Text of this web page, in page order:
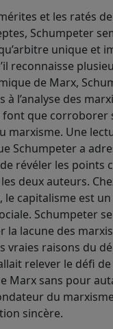
et les ratés
Schumpeter
unique et
reconnaisse
de Marx,
l’analyse des
que corroborer
marxisme. Une
Schumpeter a
révéler les points
deux auteurs.
le capitalisme est
Schumpeter
la lacune des
vraies raisons du
relever le défi
Marx sans pour
du
sincère.